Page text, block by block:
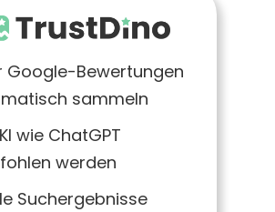
Google-Bewertungen
sammeln
wie ChatGPT
werden
Suchergebnisse